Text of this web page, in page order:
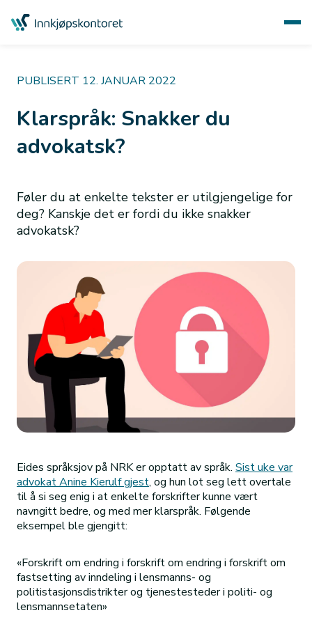
PUBLISERT 12. JANUAR 2022
Klarspråk: Snakker du
advokatsk?
Føler du at enkelte tekster er utilgjengelige for
deg? Kanskje det er fordi du ikke snakker
advokatsk?
Eides språksjov på NRK er opptatt av språk. Sist uke var
advokat Anine Kierulf gjest, og hun lot seg lett overtale
til å si seg enig i at enkelte forskrifter kunne vært
navngitt bedre, og med mer klarspråk. Følgende
eksempel ble gjengitt:
«Forskrift om endring i forskrift om endring i forskrift om
fastsetting av inndeling i lensmanns- og
politistasjonsdistrikter og tjenestesteder i politi- og
lensmannsetaten»